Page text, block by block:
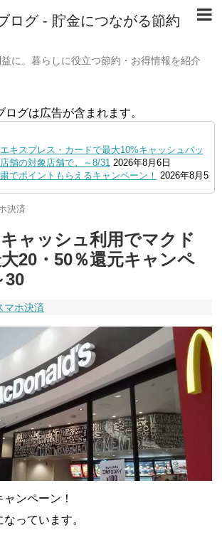
ログ - 貯金につながる節約
に。暮らしに役立つ節約・お得情報を紹介
ログは広告が含まれます。
キスプレス・カードで最大10%キャッシュバッ
舗の対象店舗で。～8/31 2026年8月6日
でポイントもらえるキャンペーン！ 2026年8月5
5日
ると5%還元に！ 2026年8月4日
もらえる！対象地銀の口座追加などの条件達成
2026年8月4日
、はま寿司、ココス、オリーブの丘などでVポイ
31まで 2026年8月3日
で預金残高を10万円以上増加で最大10億dポイント
ーン！～10/31
2026年8月3日
ト改悪でいろいろ手数料徴収へ！8/3～
2026年8月
ト→Vポイント交換でストア限定の制限を消す方
日
用で最大10%還元！8/31まで 2026年8月1日
悪！還元率1.25%に、チャージ系対象外へ！11
8月1日
再開！8/12から。でも未完了のポイント有効期
？
2026年7月31日
ポイント交換キャンペーンが見逃せない！最大
ンス。8/1~31あたりまで
。8/31まで 2026年7月29日
決済
ャッシュ利用でマクド
20・50％還元キャンペ
30
マホ決済
ンペーン！
っています。